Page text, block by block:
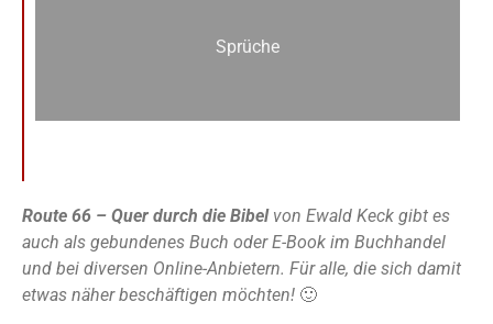
Sprüche
Route 66 – Quer durch die Bibel von Ewald Keck gibt es
auch als gebundenes Buch oder E-Book im Buchhandel
und bei diversen Online-Anbietern. Für alle, die sich damit
etwas näher beschäftigen möchten! 🙂